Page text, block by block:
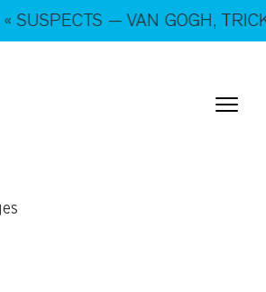
les jours : « SUSPECTS — VAN
& CO. »
— VAN GOGH,